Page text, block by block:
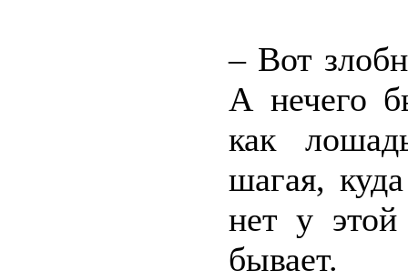
– Вот
А нечего
как
шагая,
нет у
бывает.